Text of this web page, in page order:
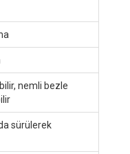
nemli bezle
sürülerek